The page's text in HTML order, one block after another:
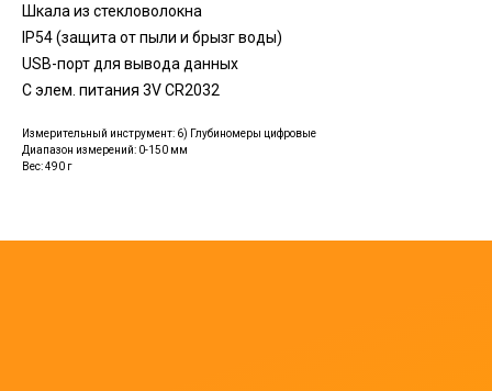
Шкала из стекловолокна
IP54 (защита от пыли и брызг воды)
USB-порт для вывода данных
С элем. питания 3V CR2032
Измерительный инструмент: 6) Глубиномеры цифровые
Диапазон измерений: 0-150 мм
Вес: 490 г